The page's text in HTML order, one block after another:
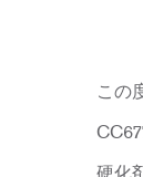
この